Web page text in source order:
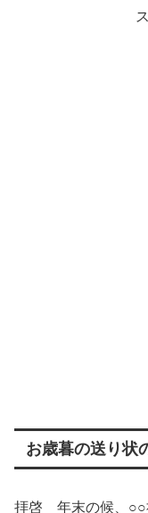
お歳暮の送り状
拝啓 年末の候、○○